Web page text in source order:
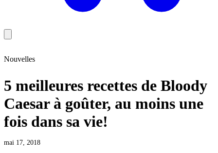
Nouvelles
5 meilleures recettes de Bloody
Caesar à goûter, au moins une
fois dans sa vie!
mai 17, 2018